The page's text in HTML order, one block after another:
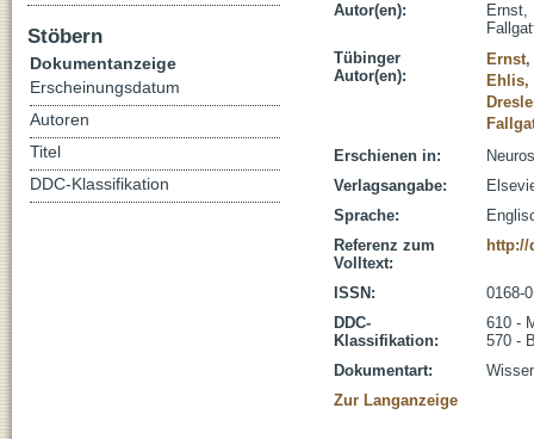
Autor(en):
Ernst,
Tübinger
Autor(en):
Ehlis,
Erschienen in:
Verlagsangabe:
Sprache:
Referenz zum
Volltext:
http://
ISSN:
0168-
DDC-
Klassifikation:
610 -
570 -
Dokumentart:
Zur Langanzeige
Stöbern
Dokumentanzeige
Erscheinungsdatum
Autoren
Titel
DDC-Klassifikation